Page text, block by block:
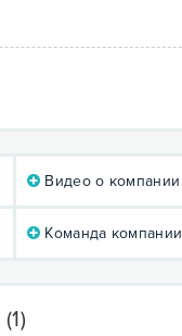
Видео о компании
Команда компании
(1)